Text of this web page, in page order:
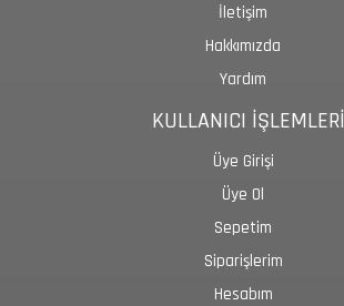
İletişim
Hakkımızda
Yardım
KULLANICI İŞLEMLERİ
Üye Girişi
Üye Ol
Sepetim
Siparişlerim
Hesabım